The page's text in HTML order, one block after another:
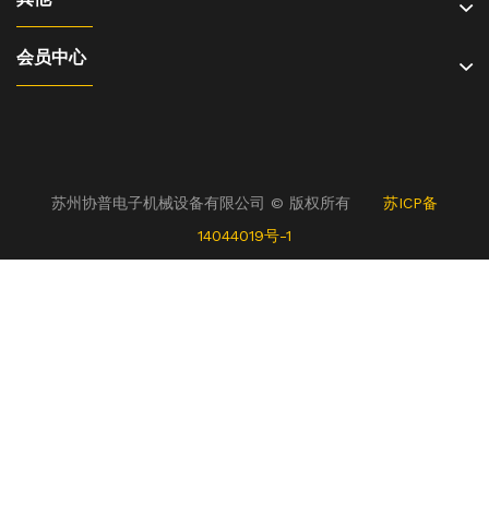
会员中心
苏州协普电子机械设备有限公司 © 版权所有 苏ICP备
14044019号-1